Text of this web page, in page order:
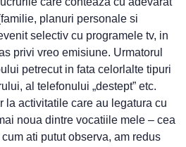
planuri personale si
selectiv cu programele tv, in
privi vreo emisiune. Urmatorul
petrecut in fata celorlalte tipuri
al telefonului „destept” etc.
la activitatile care au legatura cu
noua dintre vocatiile mele – cea
ati putut observa, am redus